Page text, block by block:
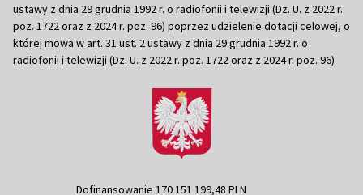
ustawy z dnia 29 grudnia 1992 r. o radiofonii i telewizji (Dz. U. z 2022 r.
poz. 1722 oraz z 2024 r. poz. 96) poprzez udzielenie dotacji celowej, o
której mowa w art. 31 ust. 2 ustawy z dnia 29 grudnia 1992 r. o
radiofonii i telewizji (Dz. U. z 2022 r. poz. 1722 oraz z 2024 r. poz. 96)
Dofinansowanie 170 151 199,48 PLN